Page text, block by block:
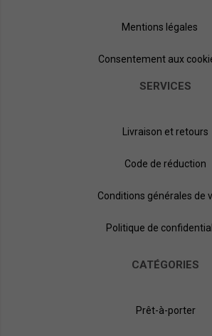
Mentions légales
Consentement aux
SERVICES
Livraison et retours
Code de réduction
Conditions générales de
Politique de
CATÉGORIES
Prêt-à-porter